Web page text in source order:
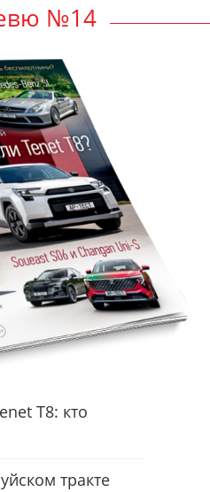
№14
T8: кто
тракте